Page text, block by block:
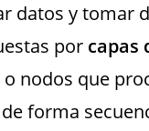
datos y tomar
por capas
o nodos que
forma